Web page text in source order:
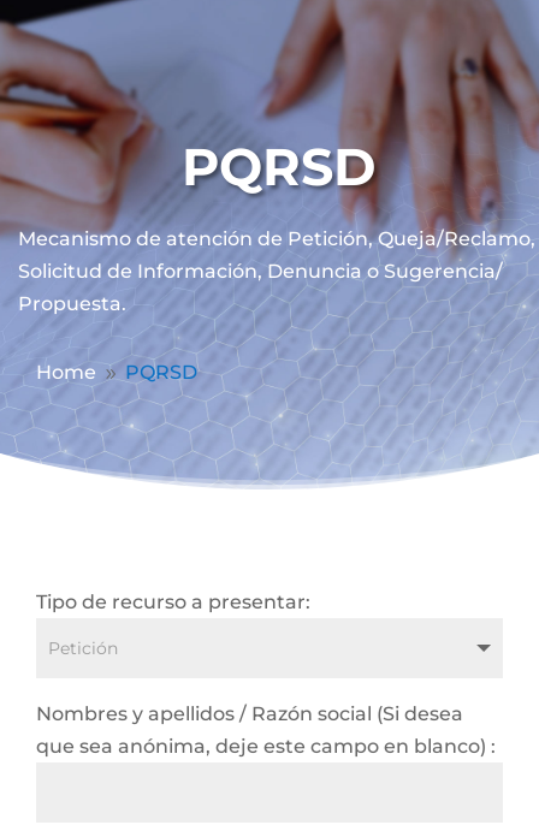
PQRSD
Mecanismo de atención de Petición, Queja/Reclamo,
Solicitud de Información, Denuncia o Sugerencia/
Propuesta.
Home 9 PQRSD
Tipo de recurso a presentar:
Nombres y apellidos / Razón social (Si desea
que sea anónima, deje este campo en blanco) :